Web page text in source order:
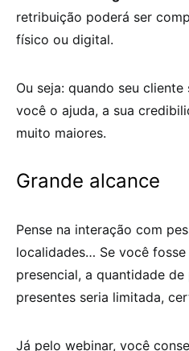
retribuição poderá ser
físico ou digital.
Ou seja: quando seu
você o ajuda, a sua
muito maiores.
Grande alcance
Pense na interação com
localidades… Se você
presencial, a quantidade
presentes seria limitada,
Já pelo webinar, você